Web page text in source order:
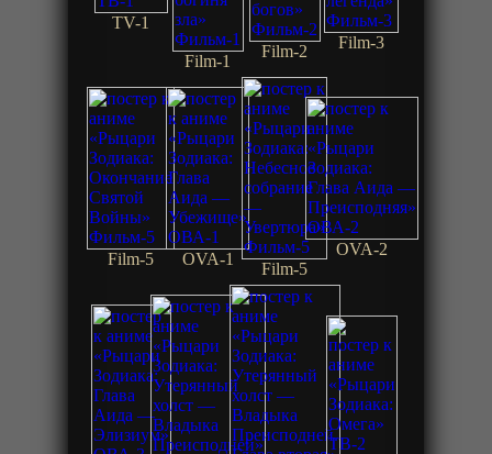
TV-1
Film-1
Film-2 Film-3
Film-5 OVA-1
Film-5
OVA-2